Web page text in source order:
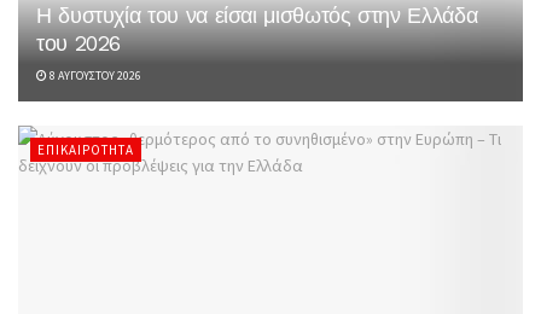
Η δυστυχία του να είσαι μισθωτός στην Ελλάδα
του 2026
8 ΑΥΓΟΎΣΤΟΥ 2026
ΕΠΙΚΑΙΡΌΤΗΤΑ